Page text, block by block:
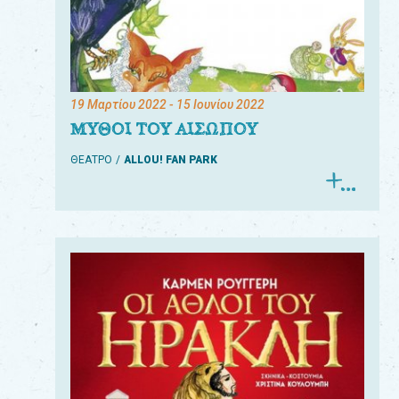
19 Μαρτίου 2022- 15 Ιουνίου 2022
ΜΥΘΟΙ ΤΟΥ ΑΙΣΩΠΟΥ
ΘΕΑΤΡΟ ALLOU! FAN PARK